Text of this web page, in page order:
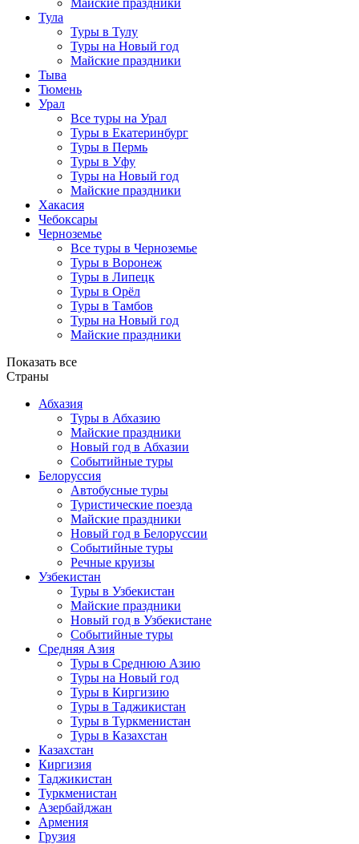
Тула
Туры в Тулу
Туры на Новый год
Майские праздники
Тыва
Тюмень
Урал
Все туры на Урал
Туры в Екатеринбург
Туры в Пермь
Туры в Уфу
Туры на Новый год
Майские праздники
Хакасия
Чебоксары
Черноземье
Все туры в Черноземье
Туры в Воронеж
Туры в Липецк
Туры в Орёл
Туры в Тамбов
Туры на Новый год
Майские праздники
Показать все
Страны
Абхазия
Туры в Абхазию
Майские праздники
Новый год в Абхазии
Событийные туры
Белоруссия
Автобусные туры
Туристические поезда
Майские праздники
Новый год в Белоруссии
Событийные туры
Речные круизы
Узбекистан
Туры в Узбекистан
Майские праздники
Новый год в Узбекистане
Событийные туры
Средняя Азия
Туры в Среднюю Азию
Туры на Новый год
Туры в Киргизию
Туры в Таджикистан
Туры в Туркменистан
Туры в Казахстан
Казахстан
Киргизия
Таджикистан
Туркменистан
Азербайджан
Армения
Грузия